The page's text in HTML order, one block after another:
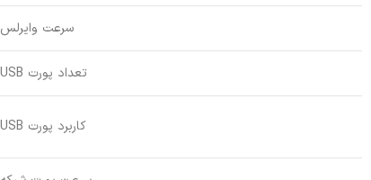
سرعت وایرلس
تعداد پورت USB
کاربرد پورت USB